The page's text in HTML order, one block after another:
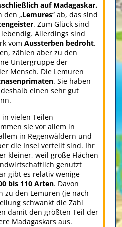
auf Madagaskar.
den „Lemures“ ab, das sind
. Zum Glück sind
Allerdings sind
vom Aussterben bedroht.
zählen aber zu den
Untergruppe der
Mensch. Die Lemuren
. Sie haben
einen sehr gut
vielen Teilen
sie vor allem in
in Regenwäldern und
die Insel verteilt sind. Ihr
kleiner, weil große Flächen
genutzt
gibt es relativ wenige
bis 110 Arten. Davon
zu den Lemuren (je nach
schwankt die Zahl
damit den größten Teil der
Madagaskars aus.